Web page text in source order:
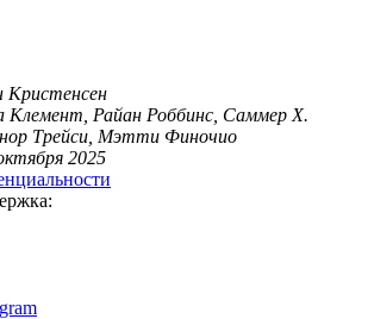
Кристенсен
Клемент, Райан Роббинс, Саммер Х.
Трейси, Мэтти Финочио
2025